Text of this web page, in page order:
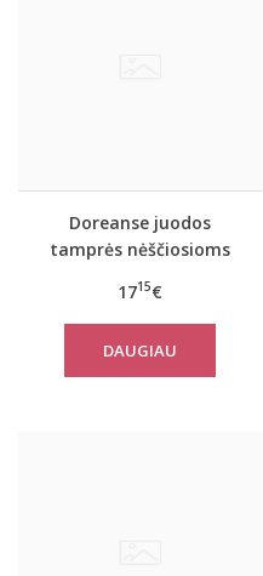
Doreanse juodos
tamprės nėščiosioms
1715€
DAUGIAU